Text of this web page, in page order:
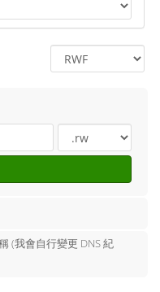
(我會自行變更 DNS 紀